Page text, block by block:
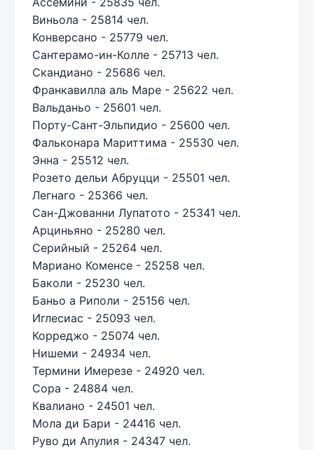
Виньола - 25814 чел.
Конверсано - 25779 чел.
Сантерамо-ин-Колле - 25713 чел.
Скандиано - 25686 чел.
Франкавилла аль Маре - 25622 чел.
Вальданьо - 25601 чел.
Порту-Сант-Эльпидио - 25600 чел.
Фальконара Мариттима - 25530 чел.
Энна - 25512 чел.
Розето дельи Абруцци - 25501 чел.
Легнаго - 25366 чел.
Сан-Джованни Лупатото - 25341 чел.
Арциньяно - 25280 чел.
Серийный - 25264 чел.
Мариано Коменсе - 25258 чел.
Баколи - 25230 чел.
Баньо а Риполи - 25156 чел.
Иглесиас - 25093 чел.
Корреджо - 25074 чел.
Нишеми - 24934 чел.
Термини Имерезе - 24920 чел.
Сора - 24884 чел.
Квалиано - 24501 чел.
Мола ди Бари - 24416 чел.
Руво ди Апулия - 24347 чел.